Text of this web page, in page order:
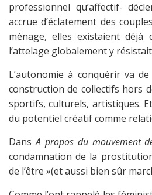
professionnel qu’affectif-
accrue d’éclatement des
ménage, elles existaient déjà
l’attelage globalement y
L’autonomie à conquérir va
construction de collectifs hors
sportifs, culturels, artistiques.
du potentiel créatif comme
DansA propos du mouvement
condamnation de la
de l’être »(et aussi bien sûr